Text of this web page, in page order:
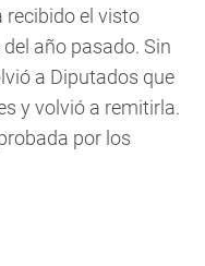
recibido el visto
año pasado. Sin
a Diputados que
y volvió a remitirla.
por los